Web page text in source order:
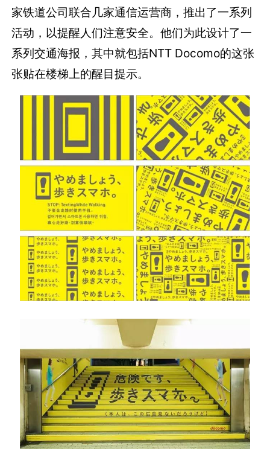
家铁道公司联合几家通信运营商，推出了一系列
活动，以提醒人们注意安全。他们为此设计了一
系列交通海报，其中就包括NTT Docomo的这张
张贴在楼梯上的醒目提示。